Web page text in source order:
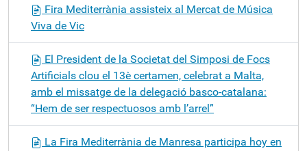
Fira Mediterrània assisteix al Mercat de Música
Viva de Vic
El President de la Societat del Simposi de Focs
Artificials clou el 13è certamen, celebrat a Malta,
amb el missatge de la delegació basco-catalana:
“Hem de ser respectuosos amb l’arrel”
La Fira Mediterrània de Manresa participa hoy en